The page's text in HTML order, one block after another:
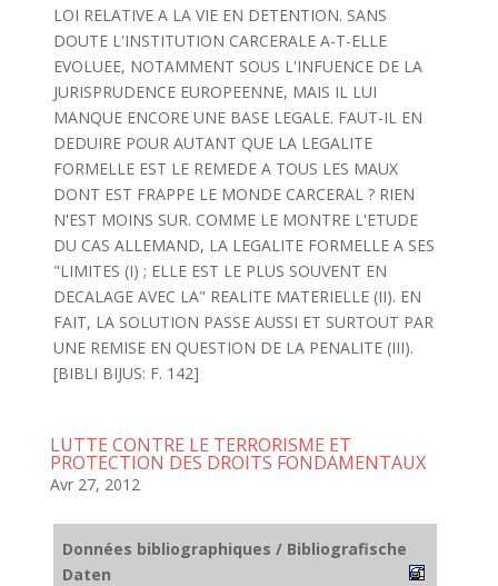
LOI RELATIVE A LA VIE EN DETENTION. SANS
DOUTE L'INSTITUTION CARCERALE A-T-ELLE
EVOLUEE, NOTAMMENT SOUS L'INFUENCE DE LA
JURISPRUDENCE EUROPEENNE, MAIS IL LUI
MANQUE ENCORE UNE BASE LEGALE. FAUT-IL EN
DEDUIRE POUR AUTANT QUE LA LEGALITE
FORMELLE EST LE REMEDE A TOUS LES MAUX
DONT EST FRAPPE LE MONDE CARCERAL ? RIEN
N'EST MOINS SUR. COMME LE MONTRE L'ETUDE
DU CAS ALLEMAND, LA LEGALITE FORMELLE A SES
"LIMITES (I) ; ELLE EST LE PLUS SOUVENT EN
DECALAGE AVEC LA" REALITE MATERIELLE (II). EN
FAIT, LA SOLUTION PASSE AUSSI ET SURTOUT PAR
UNE REMISE EN QUESTION DE LA PENALITE (III).
[BIBLI BIJUS: F. 142]
LUTTE CONTRE LE TERRORISME ET
PROTECTION DES DROITS FONDAMENTAUX
Avr 27, 2012
Données bibliographiques / Bibliografische
Daten